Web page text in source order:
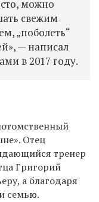
можно
свежим
„поболеть“
— написал
в 2017 году.
Отец
тренер
Григорий
а благодаря
семью.